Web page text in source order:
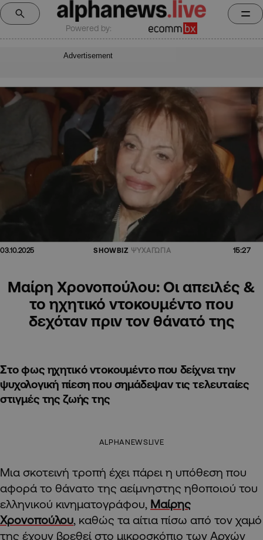
Powered by:
Advertisement
03.10.2025 SHOWBIZ ΨΥΧΑΓΩΓΙΑ 15:27
Μαίρη Χρονοπούλου: Οι απειλές &
το ηχητικό ντοκουμέντο που
δεχόταν πριν τον θάνατό της
Στο φως ηχητικό ντοκουμέντο που δείχνει την
ψυχολογική πίεση που σημάδεψαν τις τελευταίες
στιγμές της ζωής της
ALPHANEWSLIVE
Μια σκοτεινή τροπή έχει πάρει η υπόθεση που
αφορά το θάνατο της αείμνηστης ηθοποιού του
ελληνικού κινηματογράφου, Μαίρης
Χρονοπούλου, καθώς τα αίτια πίσω από τον χαμό
της έχουν βρεθεί στο μικροσκόπιο των Αρχών